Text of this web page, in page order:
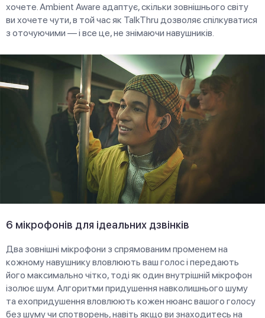
хочете. Ambient Aware адаптує, скільки зовнішнього світу
ви хочете чути, в той час як TalkThru дозволяє спілкуватися
з оточуючими — і все це, не знімаючи навушників.
6 мікрофонів для ідеальних дзвінків
Два зовнішні мікрофони з спрямованим променем на
кожному навушнику вловлюють ваш голос і передають
його максимально чітко, тоді як один внутрішній мікрофон
ізолює шум. Алгоритми придушення навколишнього шуму
та ехопридушення вловлюють кожен нюанс вашого голосу
без шуму чи спотворень, навіть якщо ви знаходитесь на